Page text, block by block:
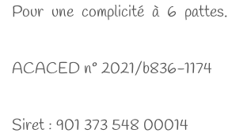
Pour une complicité à 6 pattes.
ACACED n° 2021/b836-1174
Siret : 901 373 548 00014